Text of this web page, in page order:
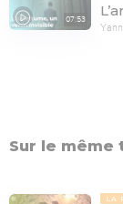
07:53
Sur le même
LA